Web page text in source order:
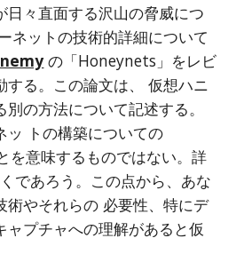
日々直面する沢山の脅威につ
ネットの技術的詳細について
の「Honeynets」をレビ
する。この論文は、 仮想ハニ
の方法について記述する。
ッ トの構築についての
を意味するものではない。詳
であろう。この点から、あな
術やそれらの 必要性、特にデ
ャプチャへの理解があると仮